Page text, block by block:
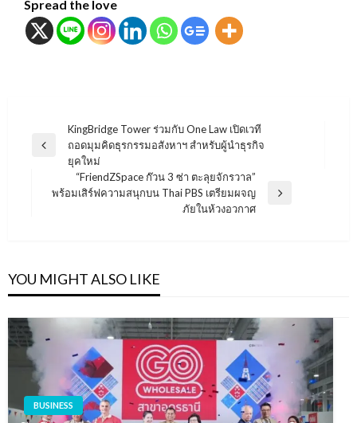
Spread the love
แนะแนว
เรื่อง
Previous
KingBridge Tower ร่วมกับ One Law เปิดเวที
ถอดมุมคิดธุรกรรมอสังหาฯ สำหรับผู้นำธุรกิจ
ยุคใหม่
Next
“FriendZSpace ก๊วน 3 ซ่า ตะลุยจักรวาล”
พร้อมเสิร์ฟความสนุกบน Thai PBS เตรียมผจญ
ภัยในห้วงอวกาศ
YOU MIGHT ALSO LIKE
BUSINESS